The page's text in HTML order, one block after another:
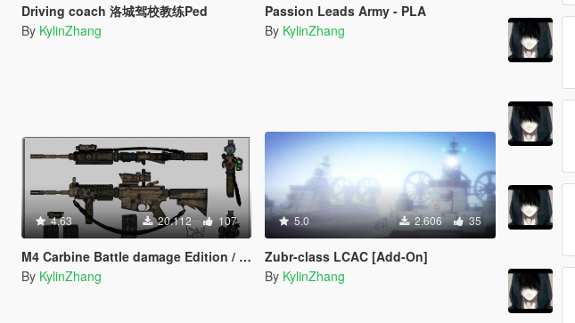
Driving coach 洛城驾校教练Ped
By KylinZhang
Passion Leads Army - PLA
By KylinZhang
4.63 20.112 107
M4 Carbine Battle damage Edition / Desert
By KylinZhang
5.0 2.606 35
Zubr-class LCAC [Add-On]
By KylinZhang